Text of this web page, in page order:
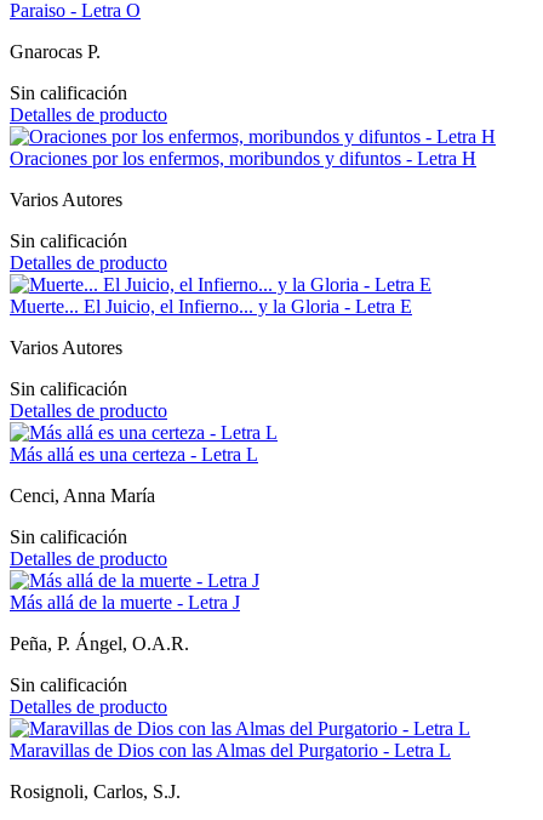
Paraiso - Letra O
Gnarocas P.
Sin calificación
Detalles de producto
Oraciones por los enfermos, moribundos y difuntos - Letra H
Varios Autores
Sin calificación
Detalles de producto
Muerte... El Juicio, el Infierno... y la Gloria - Letra E
Varios Autores
Sin calificación
Detalles de producto
Más allá es una certeza - Letra L
Cenci, Anna María
Sin calificación
Detalles de producto
Más allá de la muerte - Letra J
Peña, P. Ángel, O.A.R.
Sin calificación
Detalles de producto
Maravillas de Dios con las Almas del Purgatorio - Letra L
Rosignoli, Carlos, S.J.